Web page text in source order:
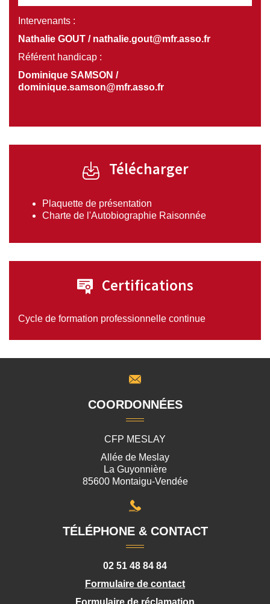
Intervenants :
Nathalie GOUT / nathalie.gout@mfr.asso.fr
Référent handicap :
Dominique SAMSON /
dominique.samson@mfr.asso.fr
Télécharger
Plaquette de présentation
Charte de l'Autobiographie Raisonnée
Certifications
Cycle de formation professionnelle continue
COORDONNÉES
CFP MESLAY
Allée de Meslay
La Guyonnière
85600 Montaigu-Vendée
TÉLÉPHONE & CONTACT
02 51 48 84 84
Formulaire de contact
Formulaire de réclamation